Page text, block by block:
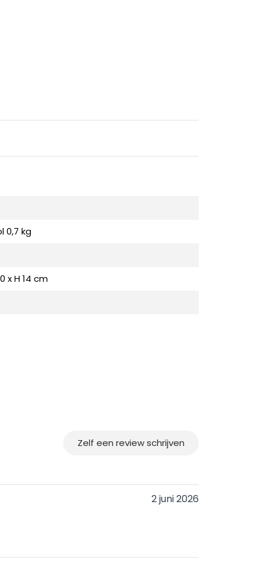
0,7 kg
x H 14 cm
Zelf een review schrijven
2 juni 2026